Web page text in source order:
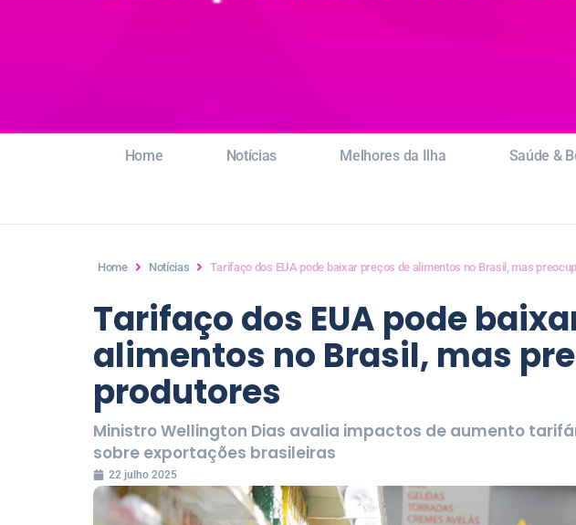
Home Notícias Melhores da Ilha Saúde &
Home Notícias Tarifaço dos EUA pode baixar preços de alimentos no Brasil, mas
Tarifaço dos EUA pode
alimentos no Brasil, mas
produtores
Ministro Wellington Dias avalia impactos de aumento
sobre exportações brasileiras
22 julho 2025